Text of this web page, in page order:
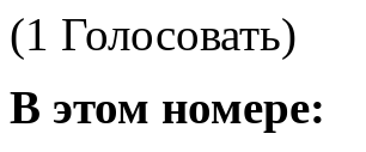
(1 Голосовать)
В этом номере: